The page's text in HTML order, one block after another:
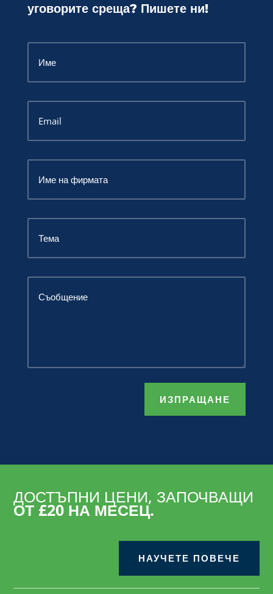
уговорите среща? Пишете ни!
ИЗПРАЩАНЕ
ДОСТЪПНИ ЦЕНИ, ЗАПОЧВАЩИ
ОТ £20 НА МЕСЕЦ.
НАУЧЕТЕ ПОВЕЧЕ